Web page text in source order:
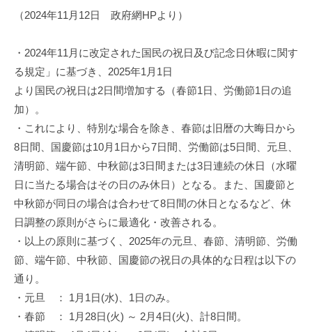
進
機
構
日
投
資
促
構
(
j
c
i
p
o
（2024年11月12日 政府網HPより）
・2024年11月に改定された国民の祝日及び記念日休暇に関す
る規定」に基づき、2025年1月1日
より国民の祝日は2日間増加する（春節1日、労働節1日の追
加）。
・これにより、特別な場合を除き、春節は旧暦の大晦日から
8日間、国慶節は10月1日から7日間、労働節は5日間、元旦、
清明節、端午節、中秋節は3日間または3日連続の休日（水曜
日に当たる場合はその日のみ休日）となる。また、国慶節と
中秋節が同日の場合は合わせて8日間の休日となるなど、休
日調整の原則がさらに最適化・改善される。
・以上の原則に基づく、2025年の元旦、春節、清明節、労働
節、端午節、中秋節、国慶節の祝日の具体的な日程は以下の
通り。
・元旦 ： 1月1日(水)、1日のみ。
・春節 ： 1月28日(火) ～ 2月4日(火)、計8日間。